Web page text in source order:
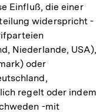
Einfluß, die einer
widerspricht -
Niederlande, USA),
oder
regelt oder indem
-mit